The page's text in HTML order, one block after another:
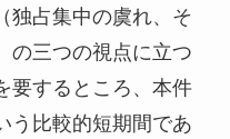
独占集中の虞れ、そ
の三つの視点に立つ
要するところ、本件
う比較的短期間であ